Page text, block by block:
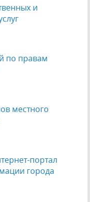
и
по правам
местного
портал
города